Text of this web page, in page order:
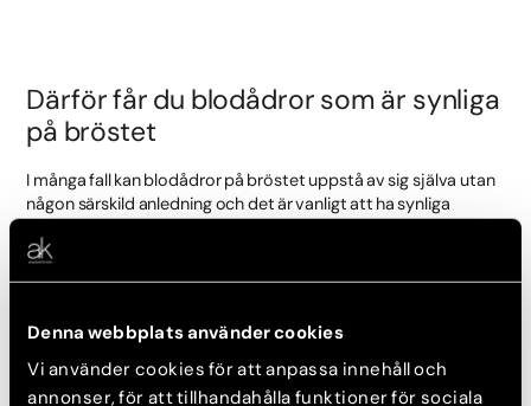
Denna webbplats använder cookies
Vi använder cookies för att anpassa innehåll och
annonser, för att tillhandahålla funktioner för sociala
Därför får du blodådror som är synliga
på bröstet
I många fall kan blodådror på bröstet uppstå av sig själva utan
någon särskild anledning och det är vanligt att ha synliga
och nedan får du några exempel på vanliga anledningar till
Hormonella förändringar
Om du börjat ta ett nytt preventivmedel, är gravid eller har